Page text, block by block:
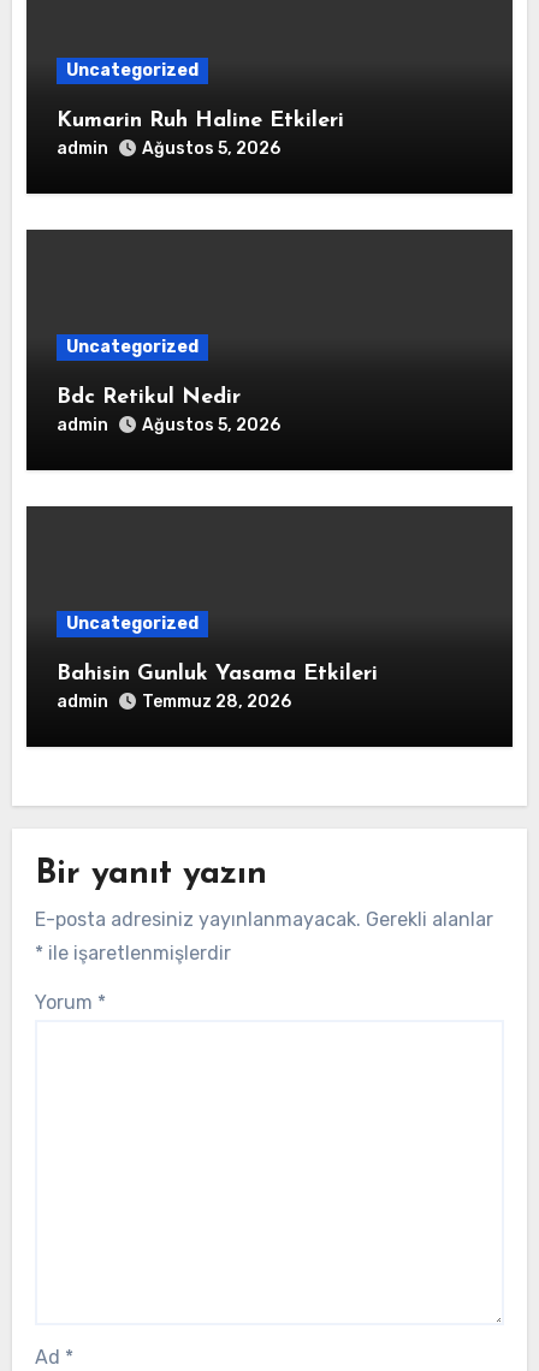
Uncategorized
Kumarin Ruh Haline Etkileri
admin Ağustos 5, 2026
Uncategorized
Bdc Retikul Nedir
admin Ağustos 5, 2026
Uncategorized
Bahisin Gunluk Yasama Etkileri
admin Temmuz 28, 2026
Bir yanıt yazın
E-posta adresiniz yayınlanmayacak. Gerekli alanlar
* ile işaretlenmişlerdir
Yorum *
Ad *